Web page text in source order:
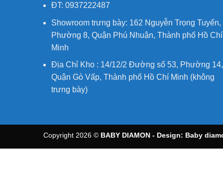
ĐT: 0937222487
Showroom trưng bày: 162 Nguyễn Trọng Tuyển,
Phường 8, Quận Phú Nhuận, Thành phố Hồ Chí
Minh
Địa Chỉ Kho : 14/12/2 Đường số 53, Phường 14,
Quận Gò Vấp, Thành phố Hồ Chí Minh (không
trưng bày)
Copyright 2026 © BABY DIAMON - Design: Baby